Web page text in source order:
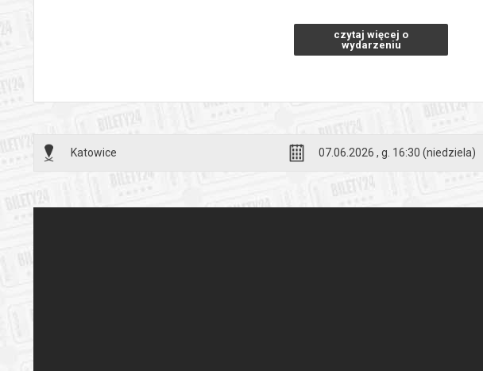
Bezpieczne zakupy w Bilety24. W
czytaj więcej o
wydarzeniu
Katowice 07.06.2026 , g. 16:30 (niedziela)